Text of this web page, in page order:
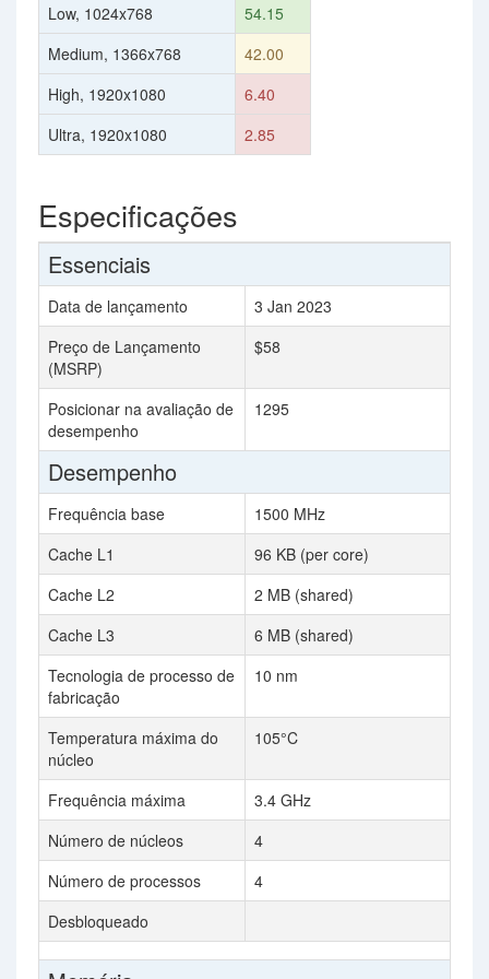
Low, 1024x768
54.15
Medium, 1366x768
42.00
High, 1920x1080
6.40
Ultra, 1920x1080
2.85
Especificações
Essenciais
Data de lançamento
3 Jan 2023
Preço de Lançamento
(MSRP)
$58
Posicionar na avaliação de
desempenho
1295
Desempenho
Frequência base
1500 MHz
Cache L1
96 KB (per core)
Cache L2
2 MB (shared)
Cache L3
6 MB (shared)
Tecnologia de processo de
fabricação
10 nm
Temperatura máxima do
núcleo
105°C
Frequência máxima
3.4 GHz
Número de núcleos
4
Número de processos
4
Desbloqueado